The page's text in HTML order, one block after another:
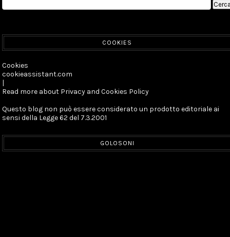
COOKIES
Cookies
cookieassistant.com
|
Read more about Privacy and Cookies Policy
Questo blog non può essere considerato un prodotto editoriale ai
sensi della Legge 62 del 7.3.2001
GOLOSONI